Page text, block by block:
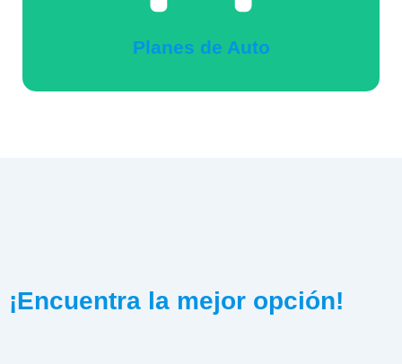
Planes de Auto
¡Encuentra la mejor opción!